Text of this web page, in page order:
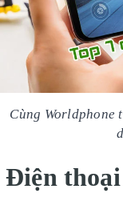
Cùng Worldphone
Điện thoại